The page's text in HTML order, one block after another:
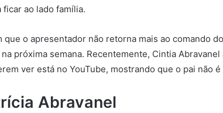
ficar ao lado família.
que o apresentador não retorna mais ao comando
próxima semana. Recentemente, Cintia
ver está no YouTube, mostrando que o pai não é
Abravanel